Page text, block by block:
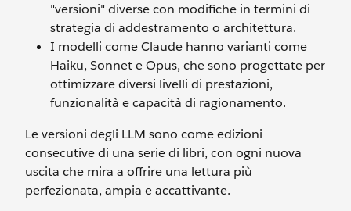
"versioni" diverse con modifiche in termini di
strategia di addestramento o architettura.
I modelli come Claude hanno varianti come
Haiku, Sonnet e Opus, che sono progettate per
ottimizzare diversi livelli di prestazioni,
funzionalità e capacità di ragionamento.
Le versioni degli LLM sono come edizioni
consecutive di una serie di libri, con ogni nuova
uscita che mira a offrire una lettura più
perfezionata, ampia e accattivante.